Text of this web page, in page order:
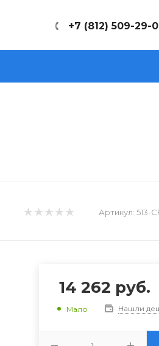
+7 (812) 509-29-
Артикул: 513-
14 262 руб.
Мало Нашли